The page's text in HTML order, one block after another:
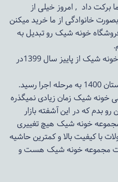
داد , امروز خیلی از
خانوادگی از ما خرید میکنن
خونه شیکرو تبدیل به
ایده طراحی و ساخت وبسایت خونه شیک از پاییز سال 1399در
رسید.
خونه شیکزمان زیادی نمیگذره
بدم که در این آشفته بازار
خونه شیک هیچ تغییری
با کیفیت بالا و کمترین حاشیه
مجموعهخونه شیک هست و